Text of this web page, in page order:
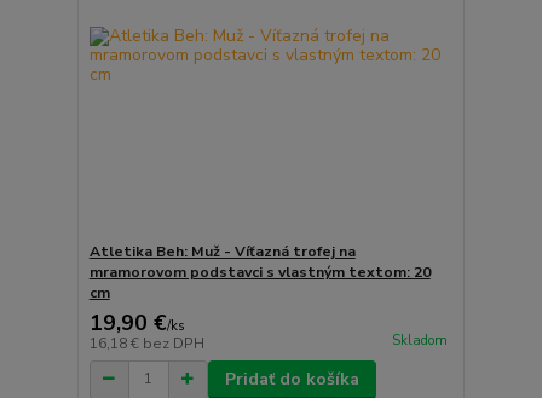
Atletika Beh: Muž - Víťazná trofej na
mramorovom podstavci s vlastným textom: 20
cm
19,90 €/ks
16,18 € bez DPH Skladom
Pridať do košíka